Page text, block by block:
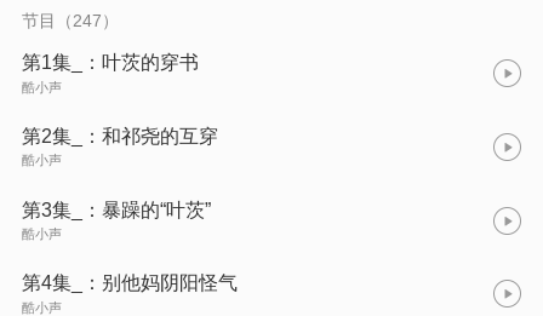
贴的给叶茨揉肚子，他们是不是看花眼了啊？！*叶茨每天都会跟
一个少年灵魂互换，互换之后他们表示，无所谓，就当体验两种
不同人生罢了。但此时的祁尧痛苦的靠在叶茨身上：“为什么这么
痛？”叶茨：“这是正常现象，我来大姨妈都这么痛。”祁尧：“血什
么时候停？”叶茨：“七天之后。”*（一种植物）！从来没经历过这
节目（247）
第1集_：叶茨的穿书
酷小声
第2集_：和祁尧的互穿
酷小声
第3集_：暴躁的“叶茨”
酷小声
第4集_：别他妈阴阳怪气
酷小声